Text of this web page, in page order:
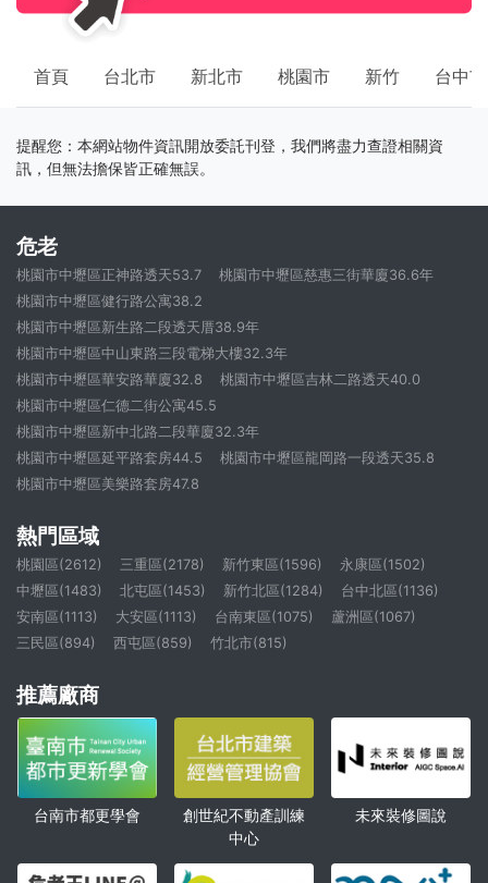
首頁 台北市 新北市 桃園市 新竹 台中市
提醒您：本網站物件資訊開放委託刊登，我們將盡力查證相關資
訊，但無法擔保皆正確無誤。
危老
桃園市中壢區正神路透天53.7
桃園市中壢區慈惠三街華廈36.6年
桃園市中壢區健行路公寓38.2
桃園市中壢區新生路二段透天厝38.9年
桃園市中壢區中山東路三段電梯大樓32.3年
桃園市中壢區華安路華廈32.8
桃園市中壢區吉林二路透天40.0
桃園市中壢區仁德二街公寓45.5
桃園市中壢區新中北路二段華廈32.3年
桃園市中壢區延平路套房44.5
桃園市中壢區龍岡路一段透天35.8
桃園市中壢區美樂路套房47.8
熱門區域
桃園區(2612) 三重區(2178) 新竹東區(1596)
永康區(1502)
中壢區(1483)
北屯區(1453) 新竹北區(1284)
台中北區(1136)
安南區(1113)
大安區(1113) 台南東區(1075)
蘆洲區(1067)
三民區(894)
西屯區(859) 竹北市(815)
推薦廠商
台南市都更學會
創世紀不動產訓練
中心
未來裝修圖說